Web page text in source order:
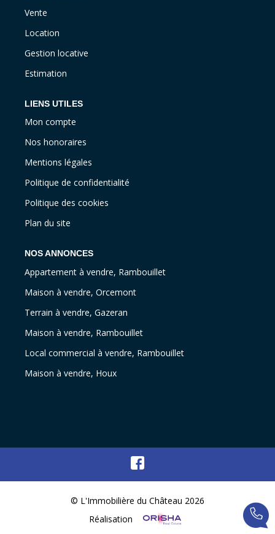
Vente
Location
Gestion locative
Estimation
LIENS UTILES
Mon compte
Nos honoraires
Mentions légales
Politique de confidentialité
Politique des cookies
Plan du site
NOS ANNONCES
Appartement à vendre, Rambouillet
Maison à vendre, Orcemont
Terrain à vendre, Gazeran
Maison à vendre, Rambouillet
Local commercial à vendre, Rambouillet
Maison à vendre, Houx
© L'Immobilière du Château 2026
Réalisation